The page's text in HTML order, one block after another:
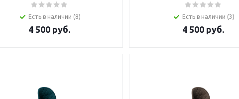
Есть в наличии (8)
4 500 руб.
Есть в наличии (3)
4 500 руб.